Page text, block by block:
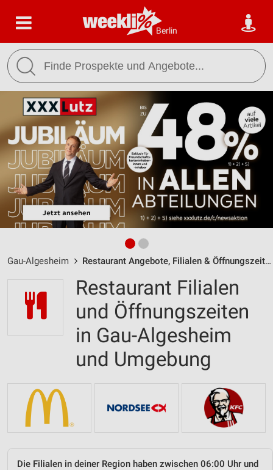
Berlin
Gau-Algesheim Restaurant Angebote, Filialen & Öffnungszeiten
Restaurant Filialen
und Öffnungszeiten
in Gau-Algesheim
und Umgebung
Die Filialen in deiner Region haben zwischen 06:00 Uhr und